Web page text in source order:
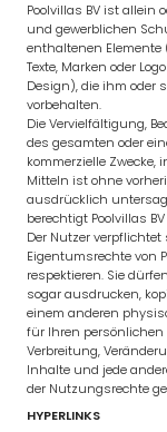
Poolvillas BV ist allein
und gewerblichen
enthaltenen
Texte, Marken oder
Design), die ihm oder
vorbehalten.
Die Vervielfältigung,
des gesamten oder
kommerzielle
Mitteln ist ohne
ausdrücklich
berechtigt Poolvillas
Der Nutzer
Eigentumsrechte von
respektieren. Sie
sogar ausdrucken,
einem anderen
für Ihren
Verbreitung,
Inhalte und jede
der Nutzungsrechte
HYPERLINKS